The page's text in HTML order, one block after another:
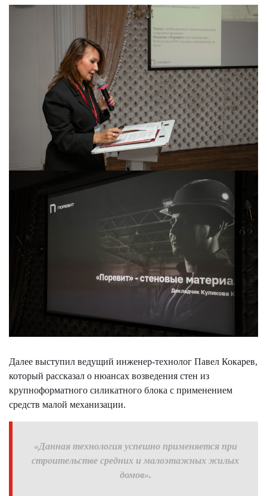
Далее выступил ведущий инженер-технолог Павел Кокарев,
который рассказал о нюансах возведения стен из
крупноформатного силикатного блока с применением
средств малой механизации.
«Данная технология успешно применяется при
строительстве средних и малоэтажных жилых
домов».